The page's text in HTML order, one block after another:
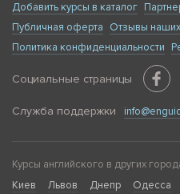
Добавить курсы в каталог
Публичная оферта
Отзывы
Политика конфиденциальности
Социальные страницы
Служба поддержки
Курсы английского в других
Киев
Львов Днепр Одесса